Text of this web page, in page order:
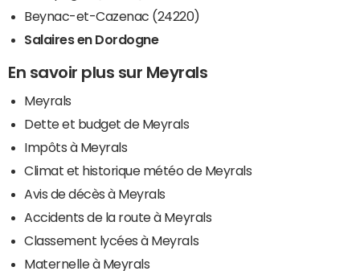
Beynac-et-Cazenac (24220)
Salaires en Dordogne
En savoir plus sur Meyrals
Meyrals
Dette et budget de Meyrals
Impôts à Meyrals
Climat et historique météo de Meyrals
Avis de décès à Meyrals
Accidents de la route à Meyrals
Classement lycées à Meyrals
Maternelle à Meyrals